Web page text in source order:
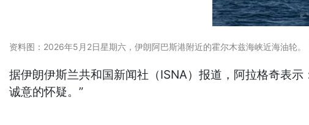
资料图：2026年5月2日星期六，伊朗阿巴斯港附近的霍尔木兹海峡近海油轮
据伊朗伊斯兰共和国新闻社（ISNA）报道，阿拉格奇表
诚意的怀疑。”